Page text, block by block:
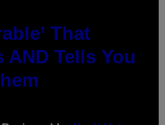
That
Tells You